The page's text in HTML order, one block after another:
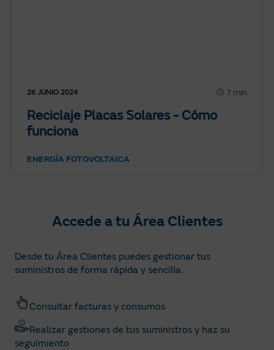
26 JUNIO 2024 7 min
Reciclaje Placas Solares - Cómo
funciona
ENERGÍA FOTOVOLTAICA
Accede a tu Área Clientes
Desde tu Área Clientes puedes gestionar tus
suministros de forma rápida y sencilla.
Consultar facturas y consumos
Realizar gestiones de tus suministros y haz su
seguimiento